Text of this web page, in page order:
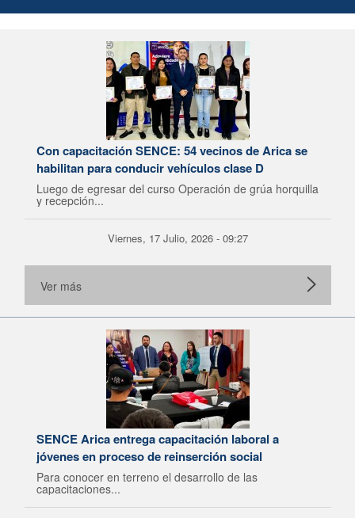
Con capacitación SENCE: 54 vecinos de Arica se
habilitan para conducir vehículos clase D
Luego de egresar del curso Operación de grúa horquilla
y recepción...
Viernes, 17 Julio, 2026 - 09:27
Ver más
SENCE Arica entrega capacitación laboral a
jóvenes en proceso de reinserción social
Para conocer en terreno el desarrollo de las
capacitaciones...